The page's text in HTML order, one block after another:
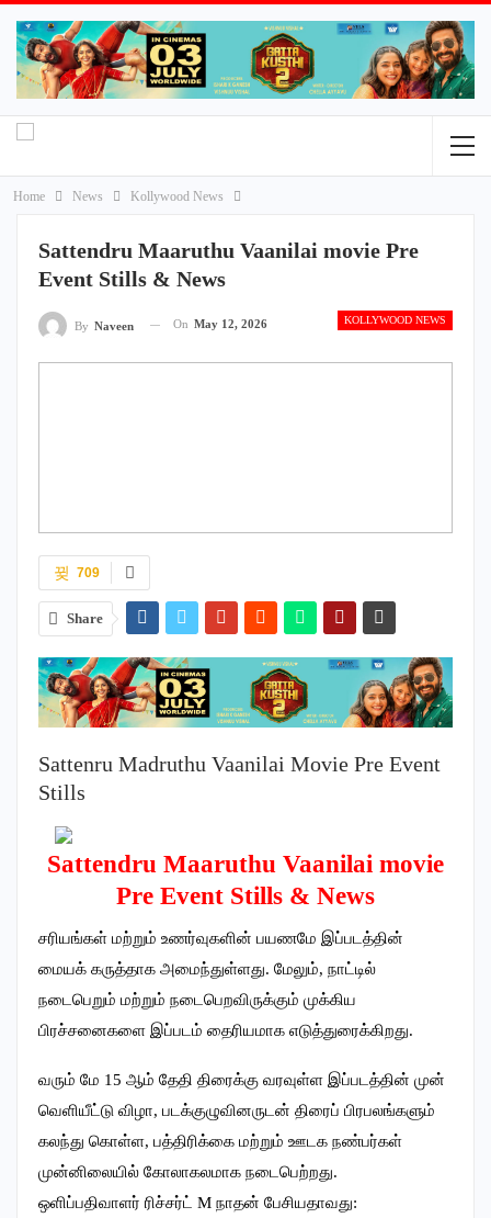
Home News Kollywood News
Sattendru Maaruthu Vaanilai movie Pre
Event Stills & News
KOLLYWOOD NEWS
By Naveen On May 12, 2026
709
Share
Sattenru Madruthu Vaanilai Movie Pre Event
Stills
Sattendru Maaruthu Vaanilai movie
Pre Event Stills & News
சரியங்கள் மற்றும் உணர்வுகளின் பயணமே இப்படத்தின்
மையக் கருத்தாக அமைந்துள்ளது. மேலும், நாட்டில்
நடைபெறும் மற்றும் நடைபெறவிருக்கும் முக்கிய
பிரச்சனைகளை இப்படம் தைரியமாக எடுத்துரைக்கிறது.
வரும் மே 15 ஆம் தேதி திரைக்கு வரவுள்ள இப்படத்தின் முன்
வெளியீட்டு விழா, படக்குழுவினருடன் திரைப் பிரபலங்களும்
கலந்து கொள்ள, பத்திரிக்கை மற்றும் ஊடக நண்பர்கள்
முன்னிலையில் கோலாகலமாக நடைபெற்றது.
ஒளிப்பதிவாளர் ரிச்சர்ட் M நாதன் பேசியதாவது: